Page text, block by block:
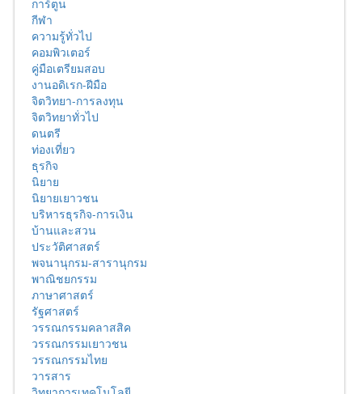
การ์ตูน
กีฬา
ความรู้ทั่วไป
คอมพิวเตอร์
คู่มือเตรียมสอบ
งานอดิเรก-ฝีมือ
จิตวิทยา-การลงทุน
จิตวิทยาทั่วไป
ดนตรี
ท่องเที่ยว
ธุรกิจ
นิยาย
นิยายเยาวชน
บริหารธุรกิจ-การเงิน
บ้านและสวน
ประวัติศาสตร์
พจนานุกรม-สารานุกรม
พาณิชยกรรม
ภาษาศาสตร์
รัฐศาสตร์
วรรณกรรมคลาสสิค
วรรณกรรมเยาวชน
วรรณกรรมไทย
วารสาร